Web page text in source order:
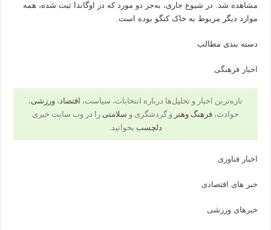
مشاهده شد. در شیوع جاری، به‌جز دو مورد که در اوگاندا ثبت شده، همه
موارد دیگر مربوط به خاک کنگو بوده است.
دسته بندی مطالب
اخبار فرهنگی
تازه‌ترین اخبار و تحلیل‌ها درباره انتخابات، سیاست، اقتصاد، ورزشی،
حوادث، فرهنگ وهنر و گردشگری و سلامتی را در وب سایت خبری
دلچسب بخوانید.
اخبار فناوری
خبر های اقتصادی
خبرهای ورزشی